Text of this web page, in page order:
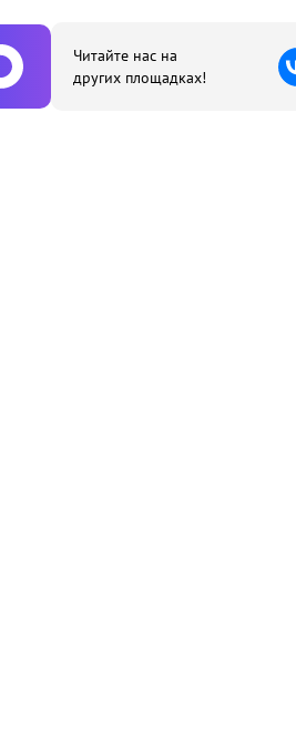
Читайте нас на
других площадках!